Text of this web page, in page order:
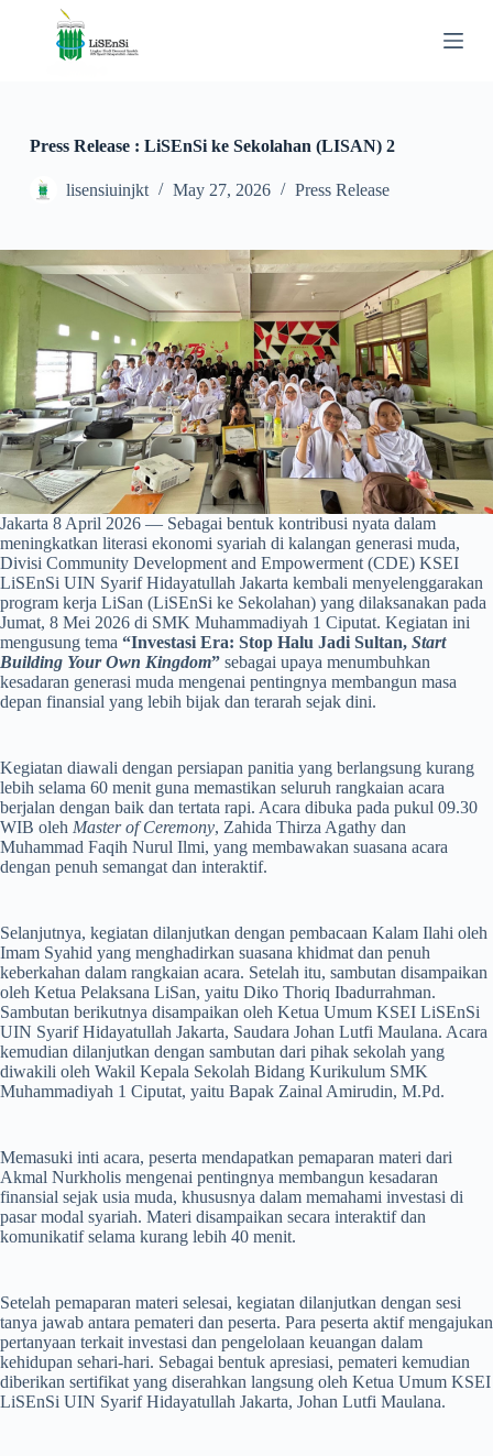
Press Release : LiSEnSi ke Sekolahan (LISAN) 2
lisensiuinjkt May 27, 2026 Press Release
Jakarta 8 April 2026 — Sebagai bentuk kontribusi nyata dalam
meningkatkan literasi ekonomi syariah di kalangan generasi muda,
Divisi Community Development and Empowerment (CDE) KSEI
LiSEnSi UIN Syarif Hidayatullah Jakarta kembali menyelenggarakan
program kerja LiSan (LiSEnSi ke Sekolahan) yang dilaksanakan pada
Jumat, 8 Mei 2026 di SMK Muhammadiyah 1 Ciputat. Kegiatan ini
mengusung tema “Investasi Era: Stop Halu Jadi Sultan, Start
Building Your Own Kingdom” sebagai upaya menumbuhkan
kesadaran generasi muda mengenai pentingnya membangun masa
depan finansial yang lebih bijak dan terarah sejak dini.
Kegiatan diawali dengan persiapan panitia yang berlangsung kurang
lebih selama 60 menit guna memastikan seluruh rangkaian acara
berjalan dengan baik dan tertata rapi. Acara dibuka pada pukul 09.30
WIB oleh Master of Ceremony, Zahida Thirza Agathy dan
Muhammad Faqih Nurul Ilmi, yang membawakan suasana acara
dengan penuh semangat dan interaktif.
Selanjutnya, kegiatan dilanjutkan dengan pembacaan Kalam Ilahi oleh
Imam Syahid yang menghadirkan suasana khidmat dan penuh
keberkahan dalam rangkaian acara. Setelah itu, sambutan disampaikan
oleh Ketua Pelaksana LiSan, yaitu Diko Thoriq Ibadurrahman.
Sambutan berikutnya disampaikan oleh Ketua Umum KSEI LiSEnSi
UIN Syarif Hidayatullah Jakarta, Saudara Johan Lutfi Maulana. Acara
kemudian dilanjutkan dengan sambutan dari pihak sekolah yang
diwakili oleh Wakil Kepala Sekolah Bidang Kurikulum SMK
Muhammadiyah 1 Ciputat, yaitu Bapak Zainal Amirudin, M.Pd.
Memasuki inti acara, peserta mendapatkan pemaparan materi dari
Akmal Nurkholis mengenai pentingnya membangun kesadaran
finansial sejak usia muda, khususnya dalam memahami investasi di
pasar modal syariah. Materi disampaikan secara interaktif dan
komunikatif selama kurang lebih 40 menit.
Setelah pemaparan materi selesai, kegiatan dilanjutkan dengan sesi
tanya jawab antara pemateri dan peserta. Para peserta aktif mengajukan
pertanyaan terkait investasi dan pengelolaan keuangan dalam
kehidupan sehari-hari. Sebagai bentuk apresiasi, pemateri kemudian
diberikan sertifikat yang diserahkan langsung oleh Ketua Umum KSEI
LiSEnSi UIN Syarif Hidayatullah Jakarta, Johan Lutfi Maulana.